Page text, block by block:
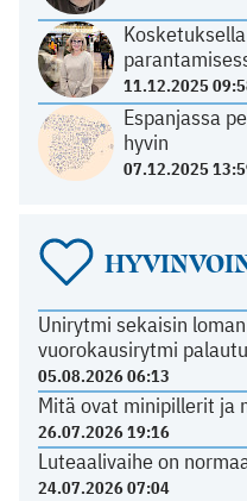
11.12.2025
Espanjassa
hyvin
07.12.2025
Unirytmi sekaisin
vuorokausirytmi
05.08.2026 06:13
Mitä ovat minipillerit ja
26.07.2026 19:16
Luteaalivaihe on
24.07.2026 07:04